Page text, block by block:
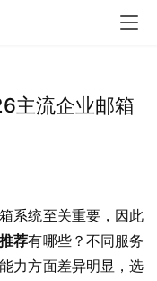
主流企业邮箱
系统至关重要，因此
荐有哪些？不同服务
力方面差异明显，选